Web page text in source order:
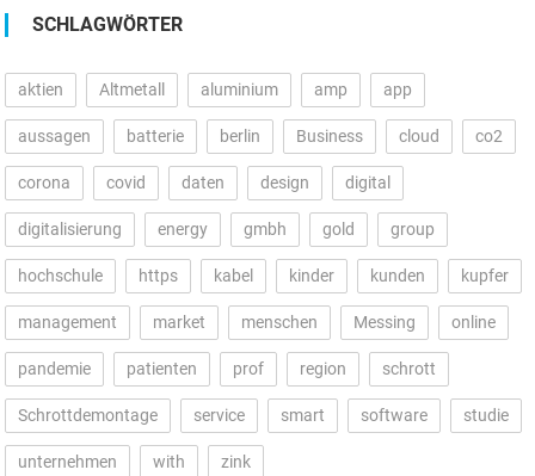
SCHLAGWÖRTER
aktien Altmetall aluminium amp app
aussagen batterie berlin Business cloud co2
corona covid daten design digital
digitalisierung energy gmbh gold group
hochschule https kabel kinder kunden kupfer
management market menschen Messing online
pandemie patienten prof region schrott
Schrottdemontage service smart software studie
unternehmen with zink